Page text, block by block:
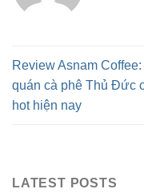
Review Asnam Coffee:
quán cà phê Thủ Đức
hot hiện nay
LATEST POSTS